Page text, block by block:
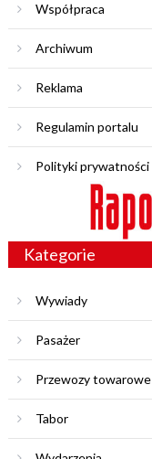
Współpraca
Archiwum
Reklama
Regulamin portalu
Polityki prywatności
Kategorie
Wywiady
Pasażer
Przewozy towarowe
Tabor